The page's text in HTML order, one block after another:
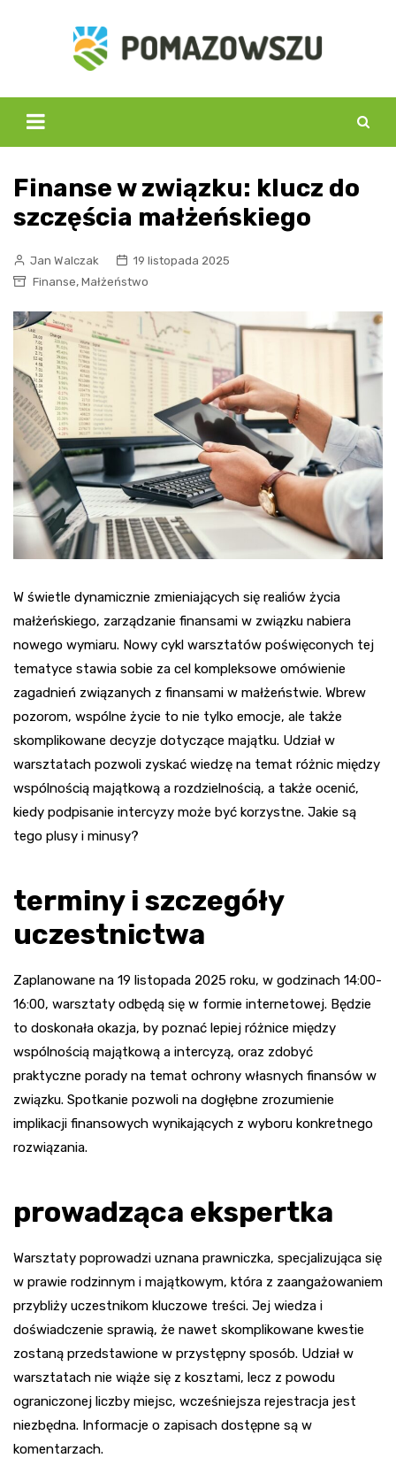
Finanse w związku: klucz do
szczęścia małżeńskiego
Jan Walczak
19 listopada 2025
Finanse, Małżeństwo
W świetle dynamicznie zmieniających się realiów życia
małżeńskiego, zarządzanie finansami w związku nabiera
nowego wymiaru. Nowy cykl warsztatów poświęconych tej
tematyce stawia sobie za cel kompleksowe omówienie
zagadnień związanych z finansami w małżeństwie. Wbrew
pozorom, wspólne życie to nie tylko emocje, ale także
skomplikowane decyzje dotyczące majątku. Udział w
warsztatach pozwoli zyskać wiedzę na temat różnic między
wspólnością majątkową a rozdzielnością, a także ocenić,
kiedy podpisanie intercyzy może być korzystne. Jakie są
tego plusy i minusy?
terminy i szczegóły
uczestnictwa
Zaplanowane na 19 listopada 2025 roku, w godzinach 14:00-
16:00, warsztaty odbędą się w formie internetowej. Będzie
to doskonała okazja, by poznać lepiej różnice między
wspólnością majątkową a intercyzą, oraz zdobyć
praktyczne porady na temat ochrony własnych finansów w
związku. Spotkanie pozwoli na dogłębne zrozumienie
implikacji finansowych wynikających z wyboru konkretnego
rozwiązania.
prowadząca ekspertka
Warsztaty poprowadzi uznana prawniczka, specjalizująca się
w prawie rodzinnym i majątkowym, która z zaangażowaniem
przybliży uczestnikom kluczowe treści. Jej wiedza i
doświadczenie sprawią, że nawet skomplikowane kwestie
zostaną przedstawione w przystępny sposób. Udział w
warsztatach nie wiąże się z kosztami, lecz z powodu
ograniczonej liczby miejsc, wcześniejsza rejestracja jest
niezbędna. Informacje o zapisach dostępne są w
komentarzach.